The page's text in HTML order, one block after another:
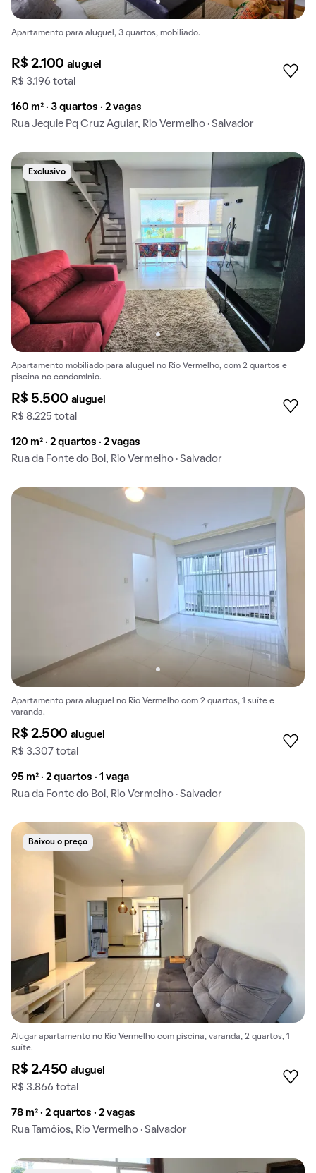
Apartamento para aluguel, 3 quartos, mobiliado.
R$ 2.100 aluguel
R$ 3.196 total
160 m² · 3 quartos · 2 vagas
Rua Jequie Pq Cruz Aguiar, Rio Vermelho · Salvador
Exclusivo
Apartamento mobiliado para aluguel no Rio Vermelho, com 2 quartos e
piscina no condomínio.
R$ 5.500 aluguel
R$ 8.225 total
120 m² · 2 quartos · 2 vagas
Rua da Fonte do Boi, Rio Vermelho · Salvador
Apartamento para aluguel no Rio Vermelho com 2 quartos, 1 suíte e
varanda.
R$ 2.500 aluguel
R$ 3.307 total
95 m² · 2 quartos · 1 vaga
Rua da Fonte do Boi, Rio Vermelho · Salvador
Baixou o preço
Alugar apartamento no Rio Vermelho com piscina, varanda, 2 quartos, 1
suíte.
R$ 2.450 aluguel
R$ 3.866 total
78 m² · 2 quartos · 2 vagas
Rua Tamôios, Rio Vermelho · Salvador